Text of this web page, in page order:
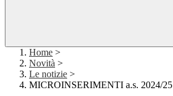
Home >
Novità >
Le notizie >
MICROINSERIMENTI a.s. 2024/25